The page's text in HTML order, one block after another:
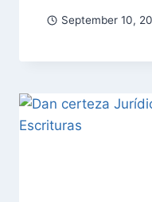
September 10,